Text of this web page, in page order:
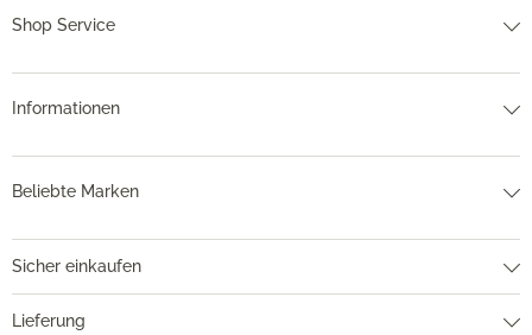
Shop Service
Informationen
Beliebte Marken
Sicher einkaufen
Lieferung